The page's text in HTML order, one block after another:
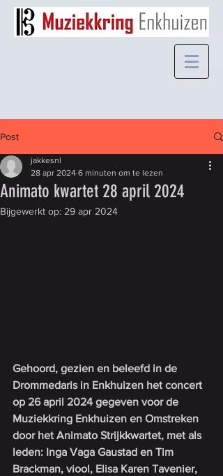
Post
Animato kwartet 28 april 2024
jakkesnl
28 apr 2024 6 minuten om te lezen
Bijgewerkt op: 29 apr 2024
Gehoord, gezien en beleefd in de
Drommedaris in Enkhuizen het concert
op 26 april 2024 gegeven voor de
Muziekkring Enkhuizen en Omstreken
door het Animato Strijkkwartet, met als
leden: Inga Vaga Gaustad en Tim
Brackman, viool, Elisa Karen Tavenier,